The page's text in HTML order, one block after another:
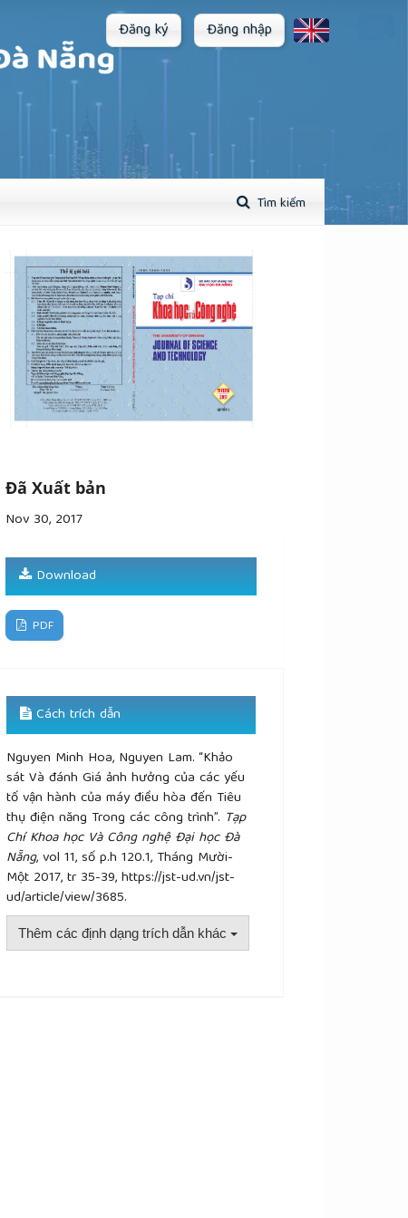
Tìm kiếm
Đăng ký Đăng nhập
Đã Xuất bản
Nov 30, 2017
Download
PDF
Cách trích dẫn
Nguyen Minh Hoa, Nguyen Lam. “Khảo
sát Và đánh Giá ảnh hưởng của các yếu
tố vận hành của máy điều hòa đến Tiêu
thụ điện năng Trong các công trình”. Tạp
Chí Khoa học Và Công nghệ Đại học Đà
Nẵng, vol 11, số p.h 120.1, Tháng Mười-
Một 2017, tr 35-39, https://jst-ud.vn/jst-
ud/article/view/3685.
Thêm các định dạng trích dẫn khác